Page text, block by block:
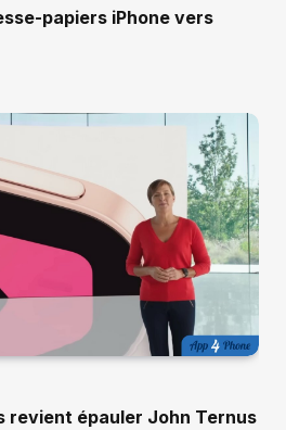
papiers iPhone vers
revient épauler John Ternus